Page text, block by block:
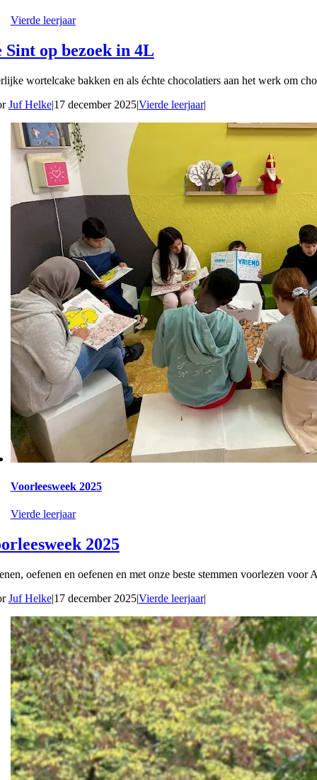
Vierde leerjaar
Sint op bezoek in 4L
wortelcake bakken en als échte chocolatiers aan het werk om
Juf Helke|17 december 2025|Vierde leerjaar|
Voorleesweek 2025
Vierde leerjaar
2025
oefenen en oefenen en met onze beste stemmen voorlezen voor
Juf Helke|17 december 2025|Vierde leerjaar|